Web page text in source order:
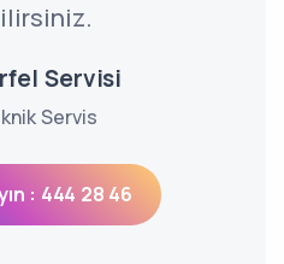
Servisi
Servis
: 444 28 46